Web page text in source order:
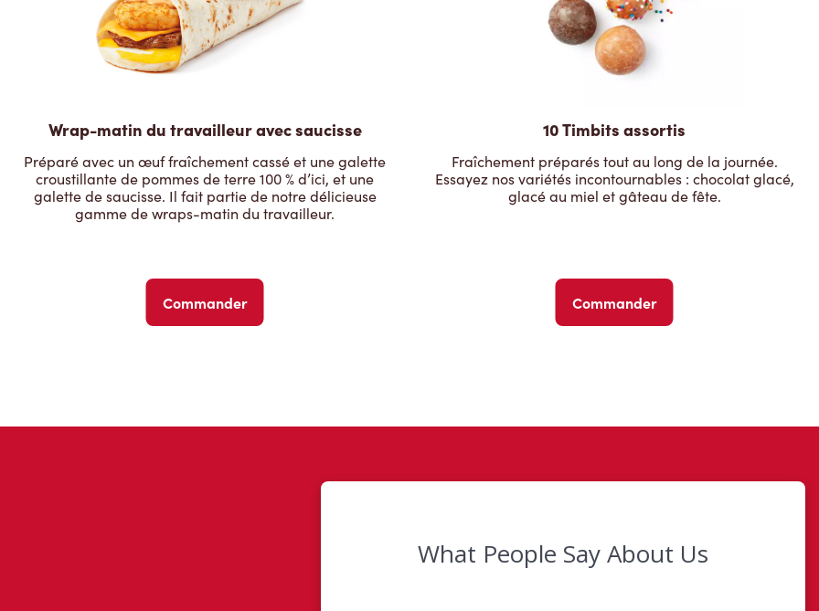
Wrap-matin du travailleur avec saucisse
Préparé avec un œuf fraîchement cassé et une galette
croustillante de pommes de terre 100 % d’ici, et une
galette de saucisse. Il fait partie de notre délicieuse
gamme de wraps-matin du travailleur.
Commander
10 Timbits assortis
Fraîchement préparés tout au long de la journée.
Essayez nos variétés incontournables : chocolat glacé,
glacé au miel et gâteau de fête.
Commander